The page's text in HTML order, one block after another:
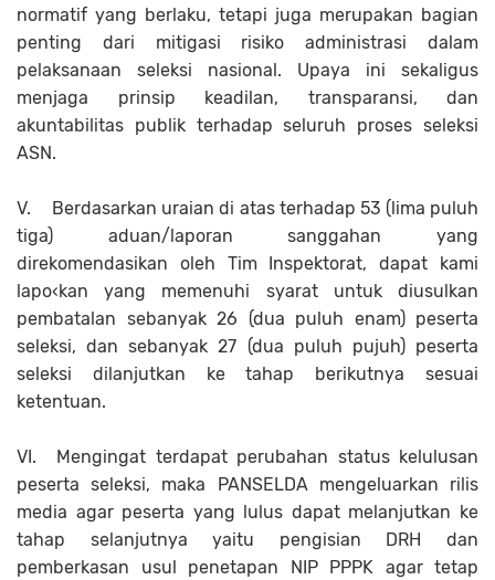
normatif yang berlaku, tetapi juga merupakan bagian
penting dari mitigasi risiko administrasi dalam
pelaksanaan seleksi nasional. Upaya ini sekaligus
menjaga prinsip keadilan, transparansi, dan
akuntabilitas publik terhadap seluruh proses seleksi
ASN.
V.
Berdasarkan uraian di atas terhadap 53 (lima puluh
tiga) aduan/laporan sanggahan yang
direkomendasikan oleh Tim Inspektorat, dapat kami
lapo‹kan yang memenuhi syarat untuk diusulkan
pembatalan sebanyak 26 (dua puluh enam) peserta
seleksi, dan sebanyak 27 (dua puluh pujuh) peserta
seleksi dilanjutkan ke tahap berikutnya sesuai
ketentuan.
VI.
Mengingat terdapat perubahan status kelulusan
peserta seleksi, maka PANSELDA mengeluarkan rilis
media agar peserta yang lulus dapat melanjutkan ke
tahap selanjutnya yaitu pengisian DRH dan
pemberkasan usul penetapan NIP PPPK agar tetap